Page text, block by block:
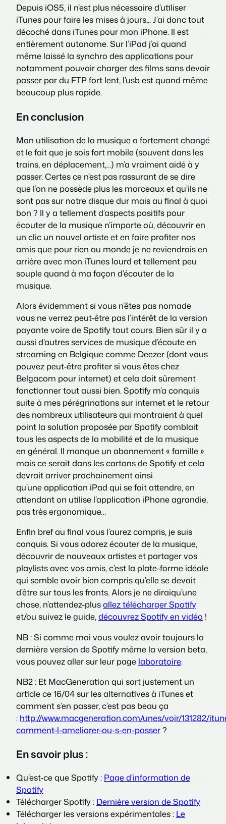
Depuis iOS5, il n’est plus nécessaire d’utiliser
iTunes pour faire les mises à jours,.. J’ai donc tout
décoché dans iTunes pour mon iPhone. Il est
entièrement autonome. Sur l’iPad j’ai quand
même laissé la synchro des applications pour
notamment pouvoir charger des films sans devoir
passer par du FTP fort lent, l’usb est quand même
beaucoup plus rapide.
En conclusion
Mon utilisation de la musique a fortement changé
et le fait que je sois fort mobile (souvent dans les
trains, en déplacement,…) m’a vraiment aidé à y
passer. Certes ce n’est pas rassurant de se dire
que l’on ne possède plus les morceaux et qu’ils ne
sont pas sur notre disque dur mais au final à quoi
bon ? Il y a tellement d’aspects positifs pour
écouter de la musique n’importe où, découvrir en
un clic un nouvel artiste et en faire profiter nos
amis que pour rien au monde je ne reviendrais en
arrière avec mon iTunes lourd et tellement peu
souple quand à ma façon d’écouter de la
musique.
Alors évidemment si vous n’êtes pas nomade
vous ne verrez peut-être pas l’intérêt de la version
payante voire de Spotify tout cours. Bien sûr il y a
aussi d’autres services de musique d’écoute en
streaming en Belgique comme Deezer (dont vous
pouvez peut-être profiter si vous êtes chez
Belgacom pour internet) et cela doit sûrement
fonctionner tout aussi bien. Spotify m’a conquis
suite à mes pérégrinations sur internet et le retour
des nombreux utilisateurs qui montraient à quel
point la solution proposée par Spotify comblait
tous les aspects de la mobilité et de la musique
en général. Il manque un abonnement « famille »
mais ce serait dans les cartons de Spotify et cela
devrait arriver prochainement ainsi
qu’une application iPad qui se fait attendre, en
attendant on utilise l’application iPhone agrandie,
pas très ergonomique…
Enfin bref au final vous l’aurez compris, je suis
conquis. Si vous adorez écouter de la musique,
découvrir de nouveaux artistes et partager vos
playlists avec vos amis, c’est la plate-forme idéale
qui semble avoir bien compris qu’elle se devait
d’être sur tous les fronts. Alors je ne diraiqu’une
chose, n’attendez-plusallez télécharger Spotify
et/ou suivez le guide,découvrez Spotify en vidéo !
NB : Si comme moi vous voulez avoir toujours la
dernière version de Spotify même la version beta,
vous pouvez aller sur leur page laboratoire.
NB2 : Et MacGeneration qui sort justement un
article ce 16/04 sur les alternatives à iTunes et
comment s’en passer, c’est pas beau ça
: http://www.macgeneration.com/unes/voir/131282/
comment-l-ameliorer-ou-s-en-passer?
En savoir plus :
Qu’est-ce que Spotify : Page d’information de
Spotify
Télécharger Spotify : Dernière version de Spotify
Télécharger les versions expérimentales : Le